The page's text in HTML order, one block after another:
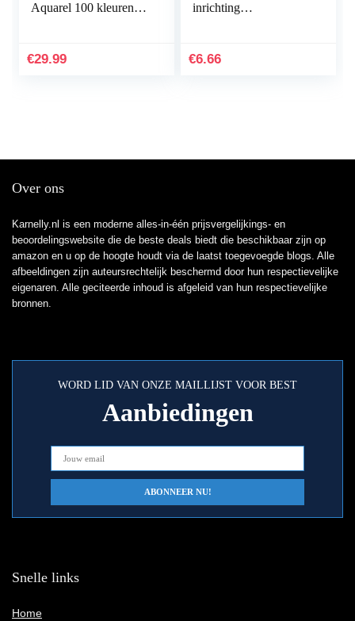
Aquarel 100 kleuren
handbelettering…
€29.99
inrichting
nuttig en praktisch
€6.66
Over ons
Karnelly.nl is een moderne alles-in-één prijsvergelijkings- en
beoordelingswebsite die de beste deals biedt die beschikbaar zijn op
amazon en u op de hoogte houdt via de laatst toegevoegde blogs. Alle
afbeeldingen zijn auteursrechtelijk beschermd door hun respectievelijke
eigenaren. Alle geciteerde inhoud is afgeleid van hun respectievelijke
bronnen.
WORD LID VAN ONZE MAILLIJST VOOR BEST
Aanbiedingen
Snelle links
Home